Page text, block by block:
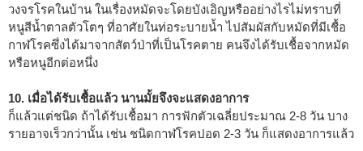
วงจรโรคในบ้าน ในเรื่องหมัดจะโดยบังเอิญหรืออย่างไรไม่ทราบที่
หนูสีน้ำตาลตัวโตๆ ที่อาศัยในท่อระบายน้ำ ไปสัมผัสกับหมัดที่มีเชื้อ
กาฬโรคซึ่งได้มาจากสัตว์ป่าที่เป็นโรคตาย คนจึงได้รับเชื้อจากหมัด
หรือหนูอีกต่อหนึ่ง
10. เมื่อได้รับเชื้อแล้ว นานมั้ยจึงจะแสดงอาการ
ก็แล้วแต่ชนิด ถ้าได้รับเชื้อมา การฟักตัวเฉลี่ยประมาณ 2-8 วัน บาง
รายอาจเร็วกว่านั้น เช่น ชนิดกาฬโรคปอด 2-3 วัน ก็แสดงอาการแล้ว